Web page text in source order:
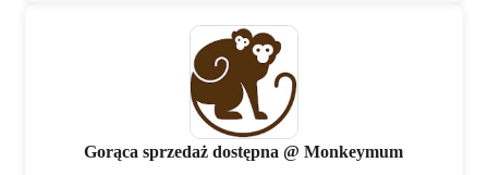
Gorąca sprzedaż dostępna @ Monkeymum